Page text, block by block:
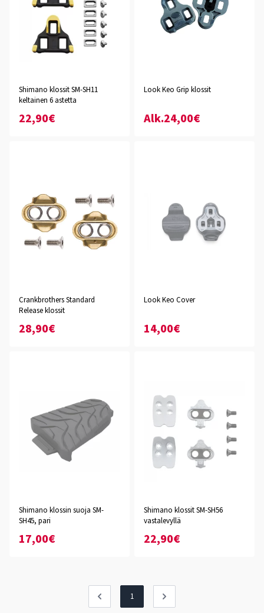
Shimano klossit SM-SH11
keltainen 6 astetta
22,90€
Look Keo Grip klossit
Alk.24,00€
Crankbrothers Standard
Release klossit
28,90€
Look Keo Cover
14,00€
Shimano klossin suoja SM-
SH45, pari
17,00€
Shimano klossit SM-SH56
vastalevyllä
22,90€
1